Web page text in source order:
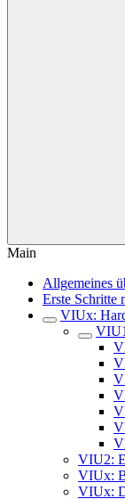
Main
Allgemeines
Erste Schritte
VIUx:
VIU2:
VIUx:
VIUx: